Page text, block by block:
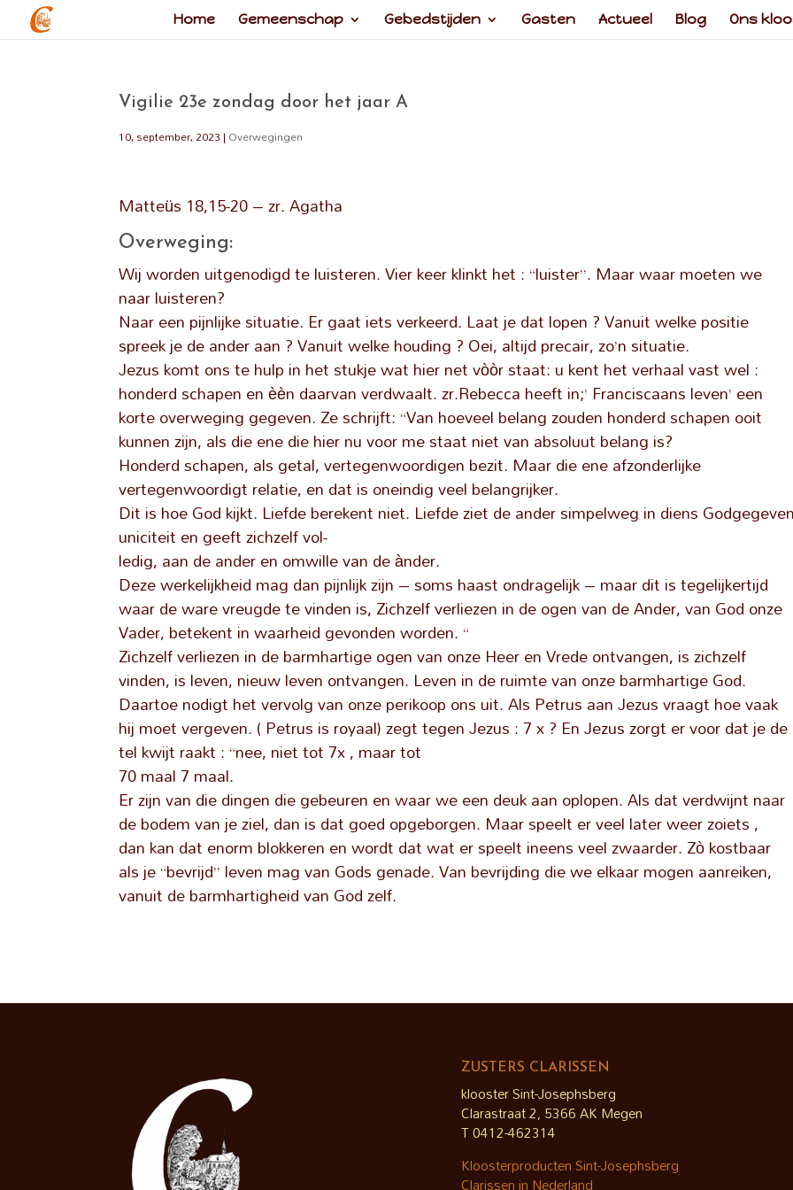
Home Gemeenschap Gebedstijden Gasten Actueel Blog Ons
Vigilie 23e zondag door het jaar A
10, september, 2023 | Overwegingen
Matteüs 18,15-20 – zr. Agatha
Overweging:
Wij worden uitgenodigd te luisteren. Vier keer klinkt het : “luister”. Maar waar moeten we
naar luisteren?
Naar een pijnlijke situatie. Er gaat iets verkeerd. Laat je dat lopen ? Vanuit welke positie
spreek je de ander aan ? Vanuit welke houding ? Oei, altijd precair, zo’n situatie.
Jezus komt ons te hulp in het stukje wat hier net vòòr staat: u kent het verhaal vast wel :
honderd schapen en èèn daarvan verdwaalt. zr.Rebecca heeft in;’ Franciscaans leven’ een
korte overweging gegeven. Ze schrijft: “Van hoeveel belang zouden honderd schapen ooit
kunnen zijn, als die ene die hier nu voor me staat niet van absoluut belang is?
Honderd schapen, als getal, vertegenwoordigen bezit. Maar die ene afzonderlijke
vertegenwoordigt relatie, en dat is oneindig veel belangrijker.
Dit is hoe God kijkt. Liefde berekent niet. Liefde ziet de ander simpelweg in diens
uniciteit en geeft zichzelf vol-
ledig, aan de ander en omwille van de ànder.
Deze werkelijkheid mag dan pijnlijk zijn – soms haast ondragelijk – maar dit is tegelijkertijd
waar de ware vreugde te vinden is, Zichzelf verliezen in de ogen van de Ander, van God onze
Vader, betekent in waarheid gevonden worden. “
Zichzelf verliezen in de barmhartige ogen van onze Heer en Vrede ontvangen, is zichzelf
vinden, is leven, nieuw leven ontvangen. Leven in de ruimte van onze barmhartige God.
Daartoe nodigt het vervolg van onze perikoop ons uit. Als Petrus aan Jezus vraagt hoe vaak
hij moet vergeven. ( Petrus is royaal) zegt tegen Jezus : 7 x ? En Jezus zorgt er voor dat je de
tel kwijt raakt : “nee, niet tot 7x , maar tot
70 maal 7 maal.
Er zijn van die dingen die gebeuren en waar we een deuk aan oplopen. Als dat verdwijnt naar
de bodem van je ziel, dan is dat goed opgeborgen. Maar speelt er veel later weer zoiets ,
dan kan dat enorm blokkeren en wordt dat wat er speelt ineens veel zwaarder. Zò kostbaar
als je “bevrijd” leven mag van Gods genade. Van bevrijding die we elkaar mogen aanreiken,
vanuit de barmhartigheid van God zelf.
ZUSTERS CLARISSEN
klooster Sint-Josephsberg
Clarastraat 2, 5366 AK Megen
T 0412-462314
Kloosterproducten Sint-Josephsberg
Clarissen in Nederland